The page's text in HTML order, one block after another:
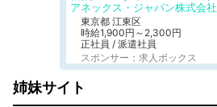
アネックス・ジャパン株式会社
東京都 江東区
時給1,900円～2,300円
正社員 / 派遣社員
スポンサー：求人ボックス
姉妹サイト